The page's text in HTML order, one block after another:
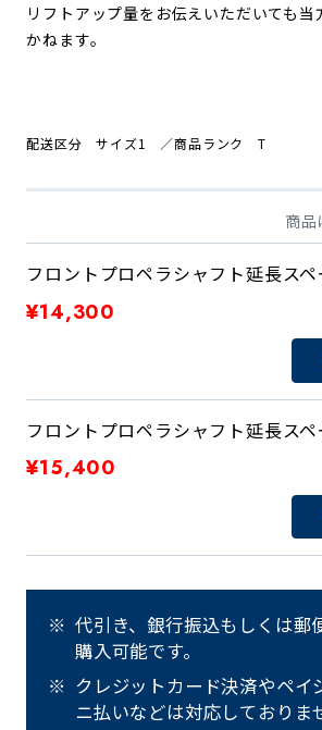
リフトアップ量をお伝えいただいても当
かねます。
配送区分 サイズ1 ／商品ランク T
商品
フロントプロペラシャフト延長ス
¥14,300
フロントプロペラシャフト延長ス
¥15,400
代引き、銀行振込もしくは郵
購入可能です。
クレジットカード決済やペイ
ニ払いなどは対応しておりま